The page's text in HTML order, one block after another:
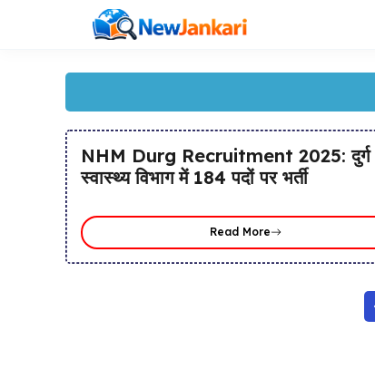
NHM Durg Recruitment 2025: दुर्ग
स्वास्थ्य विभाग में 184 पदों पर भर्ती
Read More